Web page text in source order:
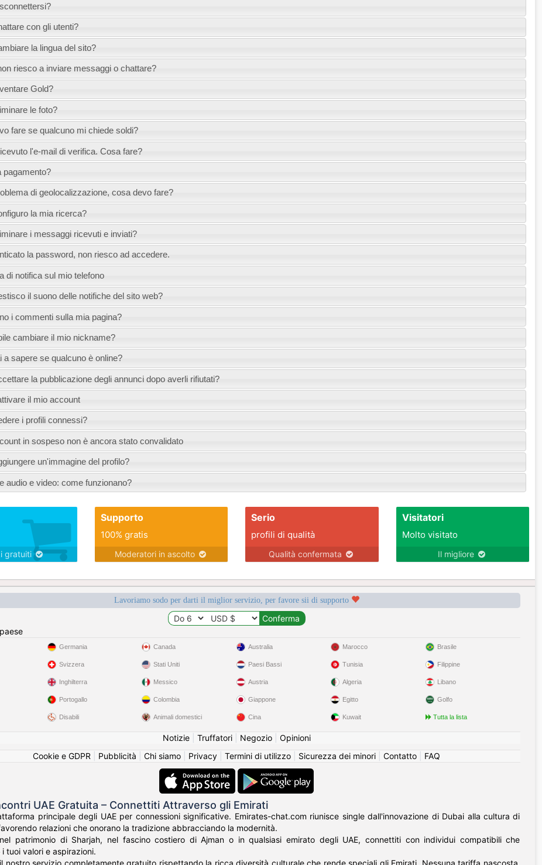
con gli utenti?
la lingua del sito?
riesco a inviare messaggi o chattare?
Gold?
le foto?
fare se qualcuno mi chiede soldi?
l'e-mail di verifica. Cosa fare?
pagamento?
di geolocalizzazione, cosa devo fare?
la mia ricerca?
i messaggi ricevuti e inviati?
la password, non riesco ad accedere.
di notifica sul mio telefono
il suono delle notifiche del sito web?
i commenti sulla mia pagina?
cambiare il mio nickname?
a sapere se qualcuno è online?
la pubblicazione degli annunci dopo averli rifiutati?
il mio account
i profili connessi?
in sospeso non è ancora stato convalidato
un'immagine del profilo?
audio e video: come funzionano?
gratuiti
Supporto
100% gratis
Moderatori in ascolto
Serio
profili di qualità
Qualità confermata
Visitatori
Molto visitato
Il migliore
Lavoriamo sodo per darti il miglior servizio, per favore sii di supporto
Germania
Svizzera
Inghilterra
Portogallo
Disabili
Canada
Stati Uniti
Messico
Colombia
Animali domestici
Australia
Paesi Bassi
Austria
Giappone
Cina
Marocco
Tunisia
Algeria
Egitto
Kuwait
Brasile
Filippine
Libano
Golfo
Tutta la lista
Notizie| Truffatori| Negozio| Opinioni
Cookie e GDPR
Pubblicità Chi siamo Privacy Termini di utilizzo Sicurezza dei minori Contatto FAQ
UAE Gratuita – Connettiti Attraverso gli Emirati
principale degli UAE per connessioni significative. Emirates-chat.com riunisce single dall'innovazione di Dubai alla cultura di
relazioni che onorano la tradizione abbracciando la modernità.
patrimonio di Sharjah, nel fascino costiero di Ajman o in qualsiasi emirato degli UAE, connettiti con individui compatibili che
tuoi valori e aspirazioni.